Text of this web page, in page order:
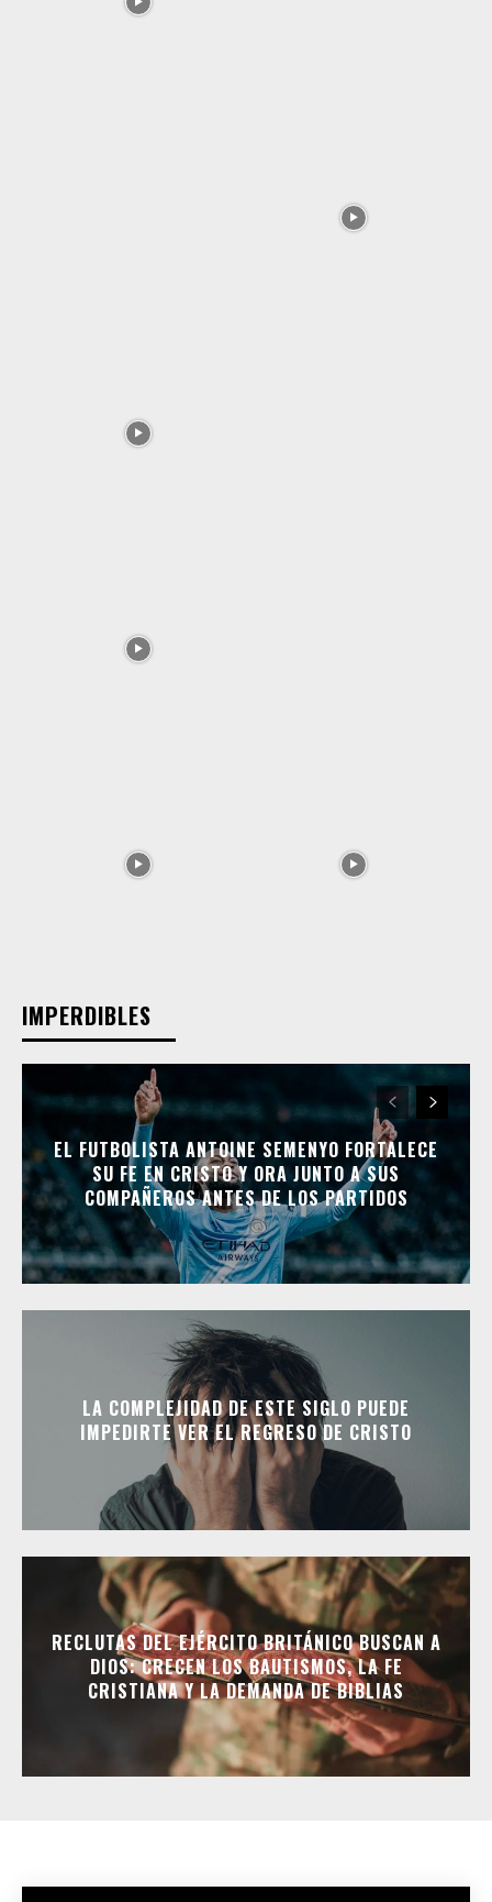
IMPERDIBLES
EL FUTBOLISTA ANTOINE SEMENYO FORTALECE
SU FE EN CRISTO Y ORA JUNTO A SUS
COMPAÑEROS ANTES DE LOS PARTIDOS
LA COMPLEJIDAD DE ESTE SIGLO PUEDE
IMPEDIRTE VER EL REGRESO DE CRISTO
RECLUTAS DEL EJÉRCITO BRITÁNICO BUSCAN A
DIOS: CRECEN LOS BAUTISMOS, LA FE
CRISTIANA Y LA DEMANDA DE BIBLIAS